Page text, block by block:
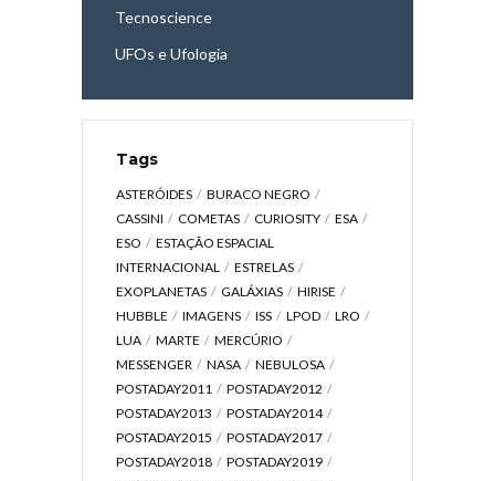
Tecnoscience
UFOs e Ufologia
Tags
ASTERÓIDES
BURACO NEGRO
CASSINI
COMETAS CURIOSITY
ESA
ESO
ESTAÇÃO ESPACIAL
INTERNACIONAL
ESTRELAS
EXOPLANETAS
GALÁXIAS
HIRISE
HUBBLE
IMAGENS ISS LPOD
LRO
LUA
MARTE
MERCÚRIO
MESSENGER
NASA
NEBULOSA
POSTADAY2011
POSTADAY2012
POSTADAY2013
POSTADAY2014
POSTADAY2015
POSTADAY2017
POSTADAY2018
POSTADAY2019